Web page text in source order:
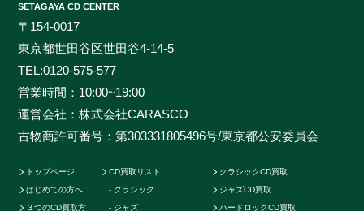
めに、各ジャンルに精通したベテランのスタッフが一つ
一つ丁寧に査定を行わせて頂きます。過去の莫大な買取
データに加えて世界中の最新相場チャートを照らし合わ
せ、ただ買い取るだけのサービスとは一線を画する「的
確な」査定はどこにも真似出来ません。ご自宅で聴かな
古相場は日々変動しています。それは国内だけではなく
世界基準の価格相場でも同じです。当店では国内のネッ
SETAGAYA CD CENTER
〒154-0017
東京都世田谷区世田谷4-14-5
TEL:0120-575-577
営業時間：10:00~19:00
運営会社：株式会社CARASCO
古物商許可番号：第303331805496号/東京都公安委員会
トップページ
はじめての方へ
３つのCD買取方
CD買取リスト
クラシック
ジャズ
クラシックCD買取
ジャズCD買取
ハードロックCD買取